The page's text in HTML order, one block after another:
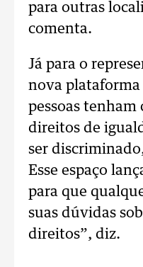
para outras
comenta.
Já para o
nova
pessoas tenham
direitos de
ser
Esse espaço
para que
suas dúvidas
direitos”, diz.